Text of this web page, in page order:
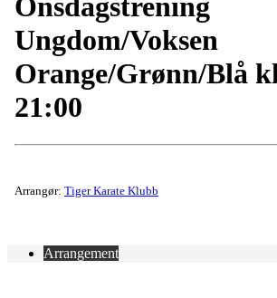
Onsdagstrening
Ungdom/Voksen
Orange/Grønn/Blå
21:00
Arrangør: Tiger Karate Klubb
Arrangement